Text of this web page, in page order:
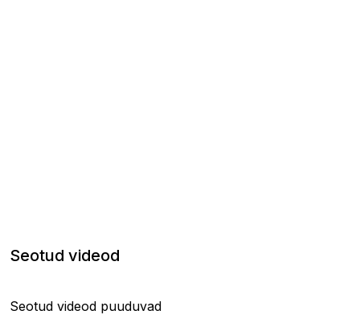
Seotud videod
Seotud videod puuduvad